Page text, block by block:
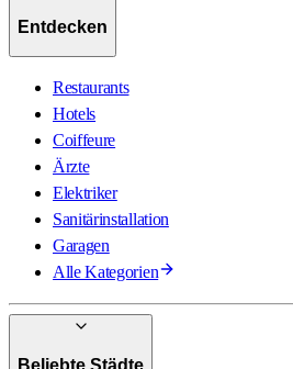
Entdecken
Restaurants
Hotels
Coiffeure
Ärzte
Elektriker
Sanitärinstallation
Garagen
Alle Kategorien
Beliebte Städte